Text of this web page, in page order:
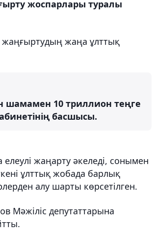
жоспарлары туралы
жаңа ұлттық
шамамен 10 триллион теңге
басшысы.
жаңарту әкеледі, сонымен
ұлттық жобада барлық
алу шарты көрсетілген.
Мәжіліс депутаттарына